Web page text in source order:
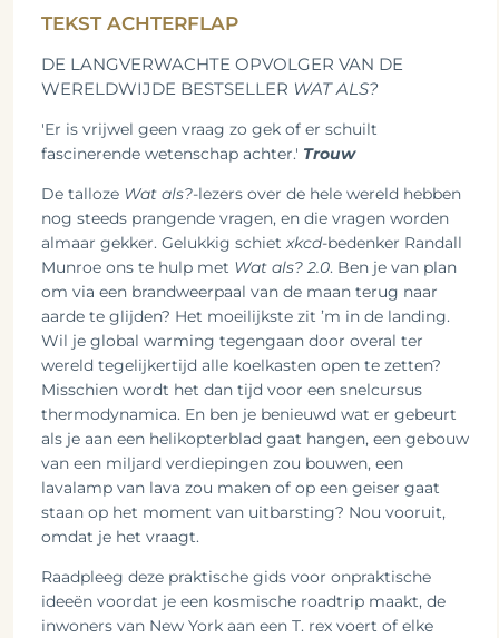
TEKST ACHTERFLAP
DE LANGVERWACHTE OPVOLGER VAN DE
WERELDWIJDE BESTSELLER WAT ALS?
'Er is vrijwel geen vraag zo gek of er schuilt
fascinerende wetenschap achter.' Trouw
De talloze Wat als?-lezers over de hele wereld hebben
nog steeds prangende vragen, en die vragen worden
almaar gekker. Gelukkig schiet xkcd-bedenker Randall
Munroe ons te hulp met Wat als? 2.0. Ben je van plan
om via een brandweerpaal van de maan terug naar
aarde te glijden? Het moeilijkste zit ’m in de landing.
Wil je global warming tegengaan door overal ter
wereld tegelijkertijd alle koelkasten open te zetten?
Misschien wordt het dan tijd voor een snelcursus
thermodynamica. En ben je benieuwd wat er gebeurt
als je aan een helikopterblad gaat hangen, een gebouw
van een miljard verdiepingen zou bouwen, een
lavalamp van lava zou maken of op een geiser gaat
staan op het moment van uitbarsting? Nou vooruit,
omdat je het vraagt.
Raadpleeg deze praktische gids voor onpraktische
ideeën voordat je een kosmische roadtrip maakt, de
inwoners van New York aan een T. rex voert of elke